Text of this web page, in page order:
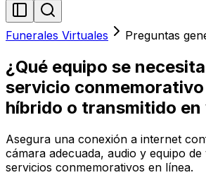
Funerales Virtuales Preguntas
¿Qué equipo se
servicio
híbrido o transmitido en
Asegura una conexión a internet
cámara adecuada, audio y equipo
servicios conmemorativos en línea.